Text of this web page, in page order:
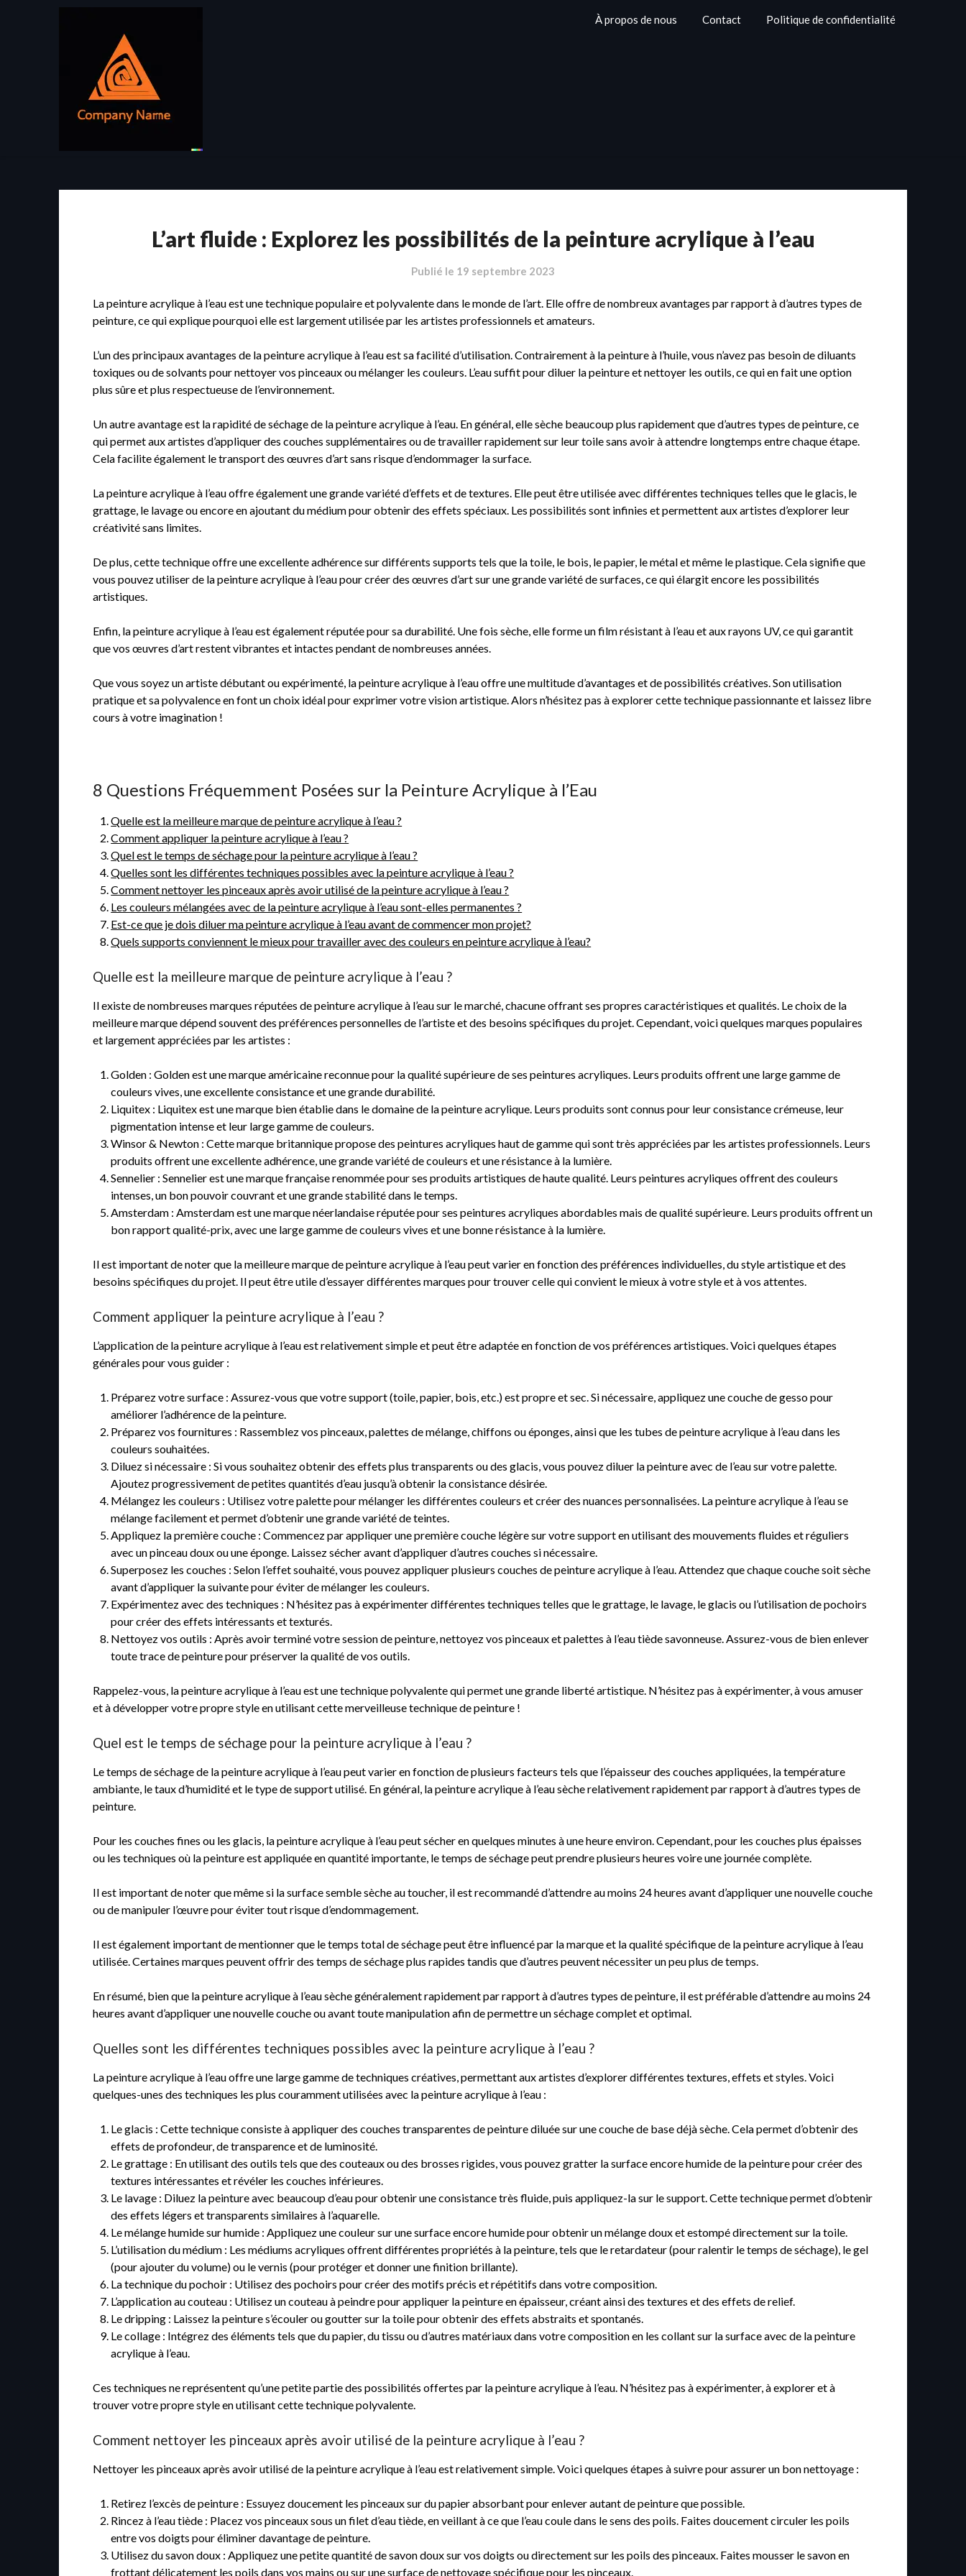
À propos de nous Contact Politique de confidentialité
L’art fluide : Explorez les possibilités de la peinture acrylique à l’eau
Publié le 19 septembre 2023
La peinture acrylique à l’eau est une technique populaire et polyvalente dans le monde de l’art. Elle offre de nombreux avantages par rapport à d’autres types de
peinture, ce qui explique pourquoi elle est largement utilisée par les artistes professionnels et amateurs.
L’un des principaux avantages de la peinture acrylique à l’eau est sa facilité d’utilisation. Contrairement à la peinture à l’huile, vous n’avez pas besoin de diluants
toxiques ou de solvants pour nettoyer vos pinceaux ou mélanger les couleurs. L’eau suffit pour diluer la peinture et nettoyer les outils, ce qui en fait une option
plus sûre et plus respectueuse de l’environnement.
Un autre avantage est la rapidité de séchage de la peinture acrylique à l’eau. En général, elle sèche beaucoup plus rapidement que d’autres types de peinture, ce
qui permet aux artistes d’appliquer des couches supplémentaires ou de travailler rapidement sur leur toile sans avoir à attendre longtemps entre chaque étape.
Cela facilite également le transport des œuvres d’art sans risque d’endommager la surface.
La peinture acrylique à l’eau offre également une grande variété d’effets et de textures. Elle peut être utilisée avec différentes techniques telles que le glacis, le
grattage, le lavage ou encore en ajoutant du médium pour obtenir des effets spéciaux. Les possibilités sont infinies et permettent aux artistes d’explorer leur
créativité sans limites.
De plus, cette technique offre une excellente adhérence sur différents supports tels que la toile, le bois, le papier, le métal et même le plastique. Cela signifie que
vous pouvez utiliser de la peinture acrylique à l’eau pour créer des œuvres d’art sur une grande variété de surfaces, ce qui élargit encore les possibilités
artistiques.
Enfin, la peinture acrylique à l’eau est également réputée pour sa durabilité. Une fois sèche, elle forme un film résistant à l’eau et aux rayons UV, ce qui garantit
que vos œuvres d’art restent vibrantes et intactes pendant de nombreuses années.
Que vous soyez un artiste débutant ou expérimenté, la peinture acrylique à l’eau offre une multitude d’avantages et de possibilités créatives. Son utilisation
pratique et sa polyvalence en font un choix idéal pour exprimer votre vision artistique. Alors n’hésitez pas à explorer cette technique passionnante et laissez libre
cours à votre imagination !
8 Questions Fréquemment Posées sur la Peinture Acrylique à l’Eau
Quelle est la meilleure marque de peinture acrylique à l’eau ?
Comment appliquer la peinture acrylique à l’eau ?
Quel est le temps de séchage pour la peinture acrylique à l’eau ?
Quelles sont les différentes techniques possibles avec la peinture acrylique à l’eau ?
Comment nettoyer les pinceaux après avoir utilisé de la peinture acrylique à l’eau ?
Les couleurs mélangées avec de la peinture acrylique à l’eau sont-elles permanentes ?
Est-ce que je dois diluer ma peinture acrylique à l’eau avant de commencer mon projet?
Quels supports conviennent le mieux pour travailler avec des couleurs en peinture acrylique à l’eau?
Quelle est la meilleure marque de peinture acrylique à l’eau ?
Il existe de nombreuses marques réputées de peinture acrylique à l’eau sur le marché, chacune offrant ses propres caractéristiques et qualités. Le choix de la
meilleure marque dépend souvent des préférences personnelles de l’artiste et des besoins spécifiques du projet. Cependant, voici quelques marques populaires
et largement appréciées par les artistes :
Golden : Golden est une marque américaine reconnue pour la qualité supérieure de ses peintures acryliques. Leurs produits offrent une large gamme de
couleurs vives, une excellente consistance et une grande durabilité.
Liquitex : Liquitex est une marque bien établie dans le domaine de la peinture acrylique. Leurs produits sont connus pour leur consistance crémeuse, leur
pigmentation intense et leur large gamme de couleurs.
Winsor & Newton : Cette marque britannique propose des peintures acryliques haut de gamme qui sont très appréciées par les artistes professionnels. Leurs
produits offrent une excellente adhérence, une grande variété de couleurs et une résistance à la lumière.
Sennelier : Sennelier est une marque française renommée pour ses produits artistiques de haute qualité. Leurs peintures acryliques offrent des couleurs
intenses, un bon pouvoir couvrant et une grande stabilité dans le temps.
Amsterdam : Amsterdam est une marque néerlandaise réputée pour ses peintures acryliques abordables mais de qualité supérieure. Leurs produits offrent un
bon rapport qualité-prix, avec une large gamme de couleurs vives et une bonne résistance à la lumière.
Il est important de noter que la meilleure marque de peinture acrylique à l’eau peut varier en fonction des préférences individuelles, du style artistique et des
besoins spécifiques du projet. Il peut être utile d’essayer différentes marques pour trouver celle qui convient le mieux à votre style et à vos attentes.
Comment appliquer la peinture acrylique à l’eau ?
L’application de la peinture acrylique à l’eau est relativement simple et peut être adaptée en fonction de vos préférences artistiques. Voici quelques étapes
générales pour vous guider :
Préparez votre surface : Assurez-vous que votre support (toile, papier, bois, etc.) est propre et sec. Si nécessaire, appliquez une couche de gesso pour
améliorer l’adhérence de la peinture.
Préparez vos fournitures : Rassemblez vos pinceaux, palettes de mélange, chiffons ou éponges, ainsi que les tubes de peinture acrylique à l’eau dans les
couleurs souhaitées.
Diluez si nécessaire : Si vous souhaitez obtenir des effets plus transparents ou des glacis, vous pouvez diluer la peinture avec de l’eau sur votre palette.
Ajoutez progressivement de petites quantités d’eau jusqu’à obtenir la consistance désirée.
Mélangez les couleurs : Utilisez votre palette pour mélanger les différentes couleurs et créer des nuances personnalisées. La peinture acrylique à l’eau se
mélange facilement et permet d’obtenir une grande variété de teintes.
Appliquez la première couche : Commencez par appliquer une première couche légère sur votre support en utilisant des mouvements fluides et réguliers
avec un pinceau doux ou une éponge. Laissez sécher avant d’appliquer d’autres couches si nécessaire.
Superposez les couches : Selon l’effet souhaité, vous pouvez appliquer plusieurs couches de peinture acrylique à l’eau. Attendez que chaque couche soit sèche
avant d’appliquer la suivante pour éviter de mélanger les couleurs.
Expérimentez avec des techniques : N’hésitez pas à expérimenter différentes techniques telles que le grattage, le lavage, le glacis ou l’utilisation de pochoirs
pour créer des effets intéressants et texturés.
Nettoyez vos outils : Après avoir terminé votre session de peinture, nettoyez vos pinceaux et palettes à l’eau tiède savonneuse. Assurez-vous de bien enlever
toute trace de peinture pour préserver la qualité de vos outils.
Rappelez-vous, la peinture acrylique à l’eau est une technique polyvalente qui permet une grande liberté artistique. N’hésitez pas à expérimenter, à vous amuser
et à développer votre propre style en utilisant cette merveilleuse technique de peinture !
Quel est le temps de séchage pour la peinture acrylique à l’eau ?
Le temps de séchage de la peinture acrylique à l’eau peut varier en fonction de plusieurs facteurs tels que l’épaisseur des couches appliquées, la température
ambiante, le taux d’humidité et le type de support utilisé. En général, la peinture acrylique à l’eau sèche relativement rapidement par rapport à d’autres types de
peinture.
Pour les couches fines ou les glacis, la peinture acrylique à l’eau peut sécher en quelques minutes à une heure environ. Cependant, pour les couches plus épaisses
ou les techniques où la peinture est appliquée en quantité importante, le temps de séchage peut prendre plusieurs heures voire une journée complète.
Il est important de noter que même si la surface semble sèche au toucher, il est recommandé d’attendre au moins 24 heures avant d’appliquer une nouvelle couche
ou de manipuler l’œuvre pour éviter tout risque d’endommagement.
Il est également important de mentionner que le temps total de séchage peut être influencé par la marque et la qualité spécifique de la peinture acrylique à l’eau
utilisée. Certaines marques peuvent offrir des temps de séchage plus rapides tandis que d’autres peuvent nécessiter un peu plus de temps.
En résumé, bien que la peinture acrylique à l’eau sèche généralement rapidement par rapport à d’autres types de peinture, il est préférable d’attendre au moins 24
heures avant d’appliquer une nouvelle couche ou avant toute manipulation afin de permettre un séchage complet et optimal.
Quelles sont les différentes techniques possibles avec la peinture acrylique à l’eau ?
La peinture acrylique à l’eau offre une large gamme de techniques créatives, permettant aux artistes d’explorer différentes textures, effets et styles. Voici
quelques-unes des techniques les plus couramment utilisées avec la peinture acrylique à l’eau :
Le glacis : Cette technique consiste à appliquer des couches transparentes de peinture diluée sur une couche de base déjà sèche. Cela permet d’obtenir des
effets de profondeur, de transparence et de luminosité.
Le grattage : En utilisant des outils tels que des couteaux ou des brosses rigides, vous pouvez gratter la surface encore humide de la peinture pour créer des
textures intéressantes et révéler les couches inférieures.
Le lavage : Diluez la peinture avec beaucoup d’eau pour obtenir une consistance très fluide, puis appliquez-la sur le support. Cette technique permet d’obtenir
des effets légers et transparents similaires à l’aquarelle.
Le mélange humide sur humide : Appliquez une couleur sur une surface encore humide pour obtenir un mélange doux et estompé directement sur la toile.
L’utilisation du médium : Les médiums acryliques offrent différentes propriétés à la peinture, tels que le retardateur (pour ralentir le temps de séchage), le gel
(pour ajouter du volume) ou le vernis (pour protéger et donner une finition brillante).
La technique du pochoir : Utilisez des pochoirs pour créer des motifs précis et répétitifs dans votre composition.
L’application au couteau : Utilisez un couteau à peindre pour appliquer la peinture en épaisseur, créant ainsi des textures et des effets de relief.
Le dripping : Laissez la peinture s’écouler ou goutter sur la toile pour obtenir des effets abstraits et spontanés.
Le collage : Intégrez des éléments tels que du papier, du tissu ou d’autres matériaux dans votre composition en les collant sur la surface avec de la peinture
acrylique à l’eau.
Ces techniques ne représentent qu’une petite partie des possibilités offertes par la peinture acrylique à l’eau. N’hésitez pas à expérimenter, à explorer et à
trouver votre propre style en utilisant cette technique polyvalente.
Comment nettoyer les pinceaux après avoir utilisé de la peinture acrylique à l’eau ?
Nettoyer les pinceaux après avoir utilisé de la peinture acrylique à l’eau est relativement simple. Voici quelques étapes à suivre pour assurer un bon nettoyage :
Retirez l’excès de peinture : Essuyez doucement les pinceaux sur du papier absorbant pour enlever autant de peinture que possible.
Rincez à l’eau tiède : Placez vos pinceaux sous un filet d’eau tiède, en veillant à ce que l’eau coule dans le sens des poils. Faites doucement circuler les poils
entre vos doigts pour éliminer davantage de peinture.
Utilisez du savon doux : Appliquez une petite quantité de savon doux sur vos doigts ou directement sur les poils des pinceaux. Faites mousser le savon en
frottant délicatement les poils dans vos mains ou sur une surface de nettoyage spécifique pour les pinceaux.